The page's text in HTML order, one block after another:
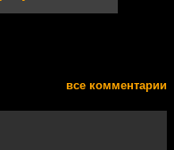
все комментарии